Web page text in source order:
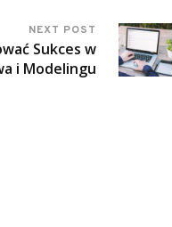
NEXT POST
Sukces w
i Modelingu